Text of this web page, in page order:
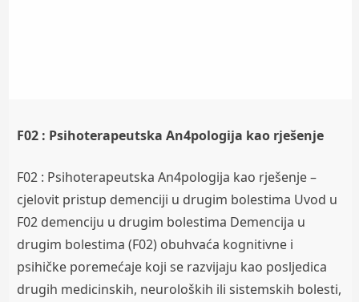
F02 : Psihoterapeutska An4pologija kao rješenje
F02 : Psihoterapeutska An4pologija kao rješenje –
cjelovit pristup demenciji u drugim bolestima Uvod u
F02 demenciju u drugim bolestima Demencija u
drugim bolestima (F02) obuhvaća kognitivne i
psihičke poremećaje koji se razvijaju kao posljedica
drugih medicinskih, neuroloških ili sistemskih bolesti,